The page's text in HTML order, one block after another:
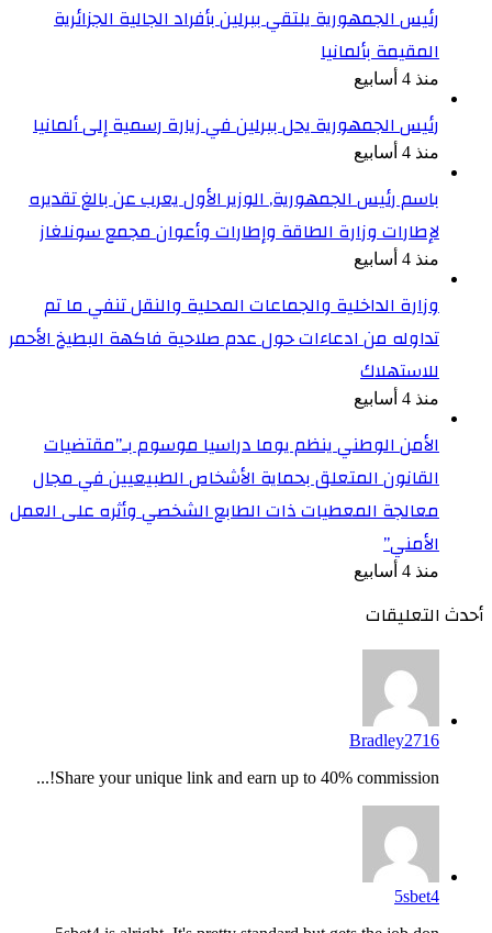
رئيس الجمهورية يلتقي ببرلين بأفراد الجالية الجزائرية
المقيمة بألمانيا
منذ 4 أسابيع
رئيس الجمهورية يحل ببرلين في زيارة رسمية إلى ألمانيا
منذ 4 أسابيع
باسم رئيس الجمهورية, الوزير الأول يعرب عن بالغ تقديره
لإطارات وزارة الطاقة وإطارات وأعوان مجمع سونلغاز
منذ 4 أسابيع
وزارة الداخلية والجماعات المحلية والنقل تنفي ما تم
تداوله من ادعاءات حول عدم صلاحية فاكهة البطيخ الأحمر
للاستهلاك
منذ 4 أسابيع
الأمن الوطني ينظم يوما دراسيا موسوم بـ”مقتضيات
القانون المتعلق بحماية الأشخاص الطبيعيين في مجال
معالجة المعطيات ذات الطابع الشخصي وأثره على العمل
الأمني”
منذ 4 أسابيع
أحدث التعليقات
Bradley2716
Share your unique link and earn up to 40% commission!...
5sbet4